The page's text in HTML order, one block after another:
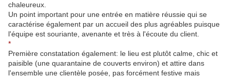
chaleureux.
Un point important pour une entrée en matière réussie qui se
caractérise également par un accueil des plus agréables puisque
l'équipe est souriante, avenante et très à l'écoute du client.
*
Première constatation également: le lieu est plutôt calme, chic et
paisible (une quarantaine de couverts environ) et attire dans
l'ensemble une clientèle posée, pas forcément festive mais